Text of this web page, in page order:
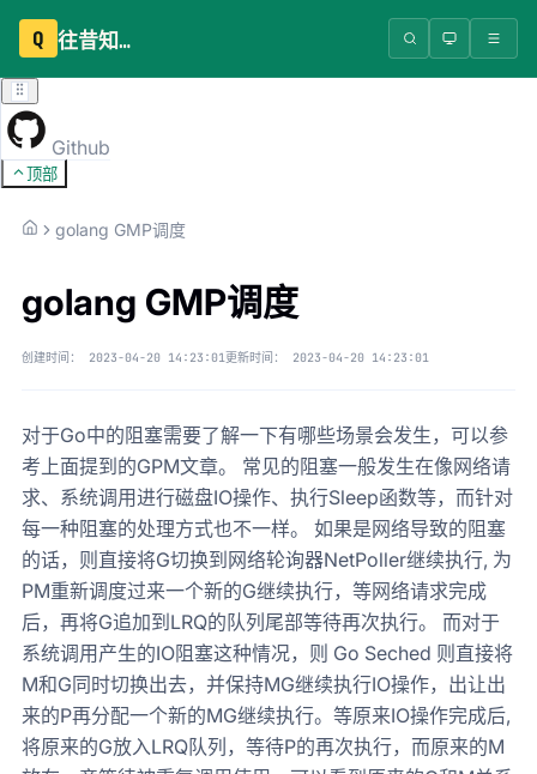
Q 往昔知识库
Github
顶部
golang GMP调度
golang GMP调度
创建时间： 2023-04-20 14:23:01更新时间： 2023-04-20 14:23:01
对于Go中的阻塞需要了解一下有哪些场景会发生，可以参
考上面提到的GPM文章。 常见的阻塞一般发生在像网络请
求、系统调用进行磁盘IO操作、执行Sleep函数等，而针对
每一种阻塞的处理方式也不一样。 如果是网络导致的阻塞
的话，则直接将G切换到网络轮询器NetPoller继续执行, 为
PM重新调度过来一个新的G继续执行，等网络请求完成
后，再将G追加到LRQ的队列尾部等待再次执行。 而对于
系统调用产生的IO阻塞这种情况，则 Go Seched 则直接将
M和G同时切换出去，并保持MG继续执行IO操作，出让出
来的P再分配一个新的MG继续执行。等原来IO操作完成后,
将原来的G放入LRQ队列，等待P的再次执行，而原来的M